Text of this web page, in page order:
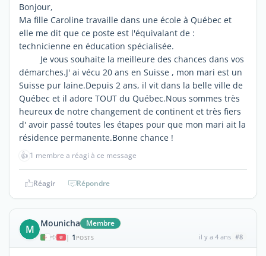
Bonjour,
Ma fille Caroline travaille dans une école à Québec et
elle me dit que ce poste est l'équivalant de :
technicienne en éducation spécialisée.
Je vous souhaite la meilleure des chances dans vos
démarches.J' ai vécu 20 ans en Suisse , mon mari est un
Suisse pur laine.Depuis 2 ans, il vit dans la belle ville de
Québec et il adore TOUT du Québec.Nous sommes très
heureux de notre changement de continent et très fiers
d' avoir passé toutes les étapes pour que mon mari ait la
résidence permanente.Bonne chance !
👍 1 membre a réagi à ce message
Réagir Répondre
M Mounicha Membre
| 1 POSTS il y a 4 ans #8